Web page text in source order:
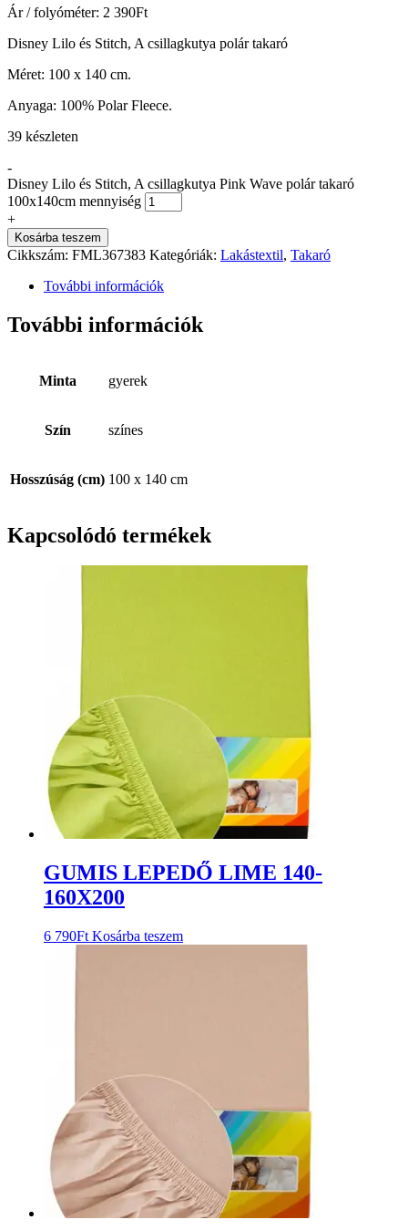
Ár / folyóméter: 2 390Ft
Disney Lilo és Stitch, A csillagkutya polár takaró
Méret: 100 x 140 cm.
Anyaga: 100% Polar Fleece.
39 készleten
-
Disney Lilo és Stitch, A csillagkutya Pink Wave polár takaró
100x140cm mennyiség
+
Kosárba teszem
Cikkszám: FML367383 Kategóriák: Lakástextil, Takaró
További információk
További információk
Minta gyerek
Szín színes
Hosszúság (cm) 100 x 140 cm
Kapcsolódó termékek
GUMIS LEPEDŐ LIME 140-
160X200
6 790Ft Kosárba teszem